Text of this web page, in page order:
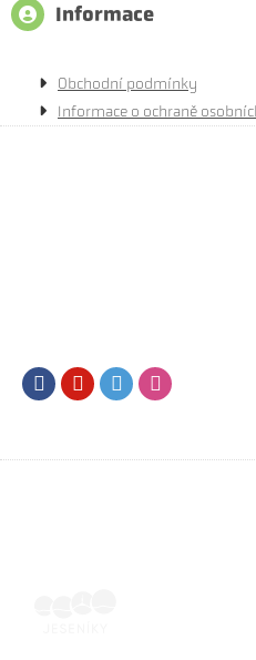
Informace
Obchodní podmínky
Informace o ochraně
FacebookYoutubeTwitter